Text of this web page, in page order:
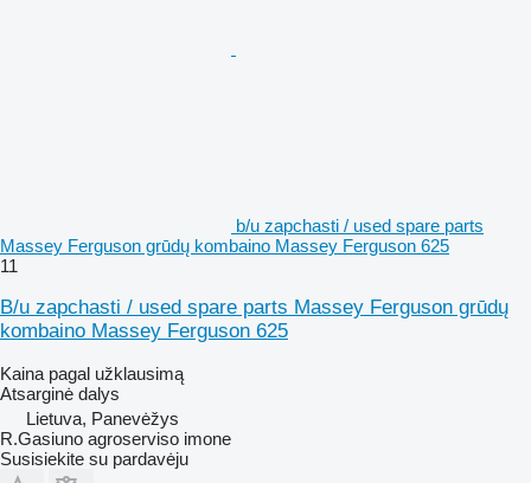
b/u zapchasti / used spare parts
Massey Ferguson grūdų kombaino Massey Ferguson 625
11
B/u zapchasti / used spare parts Massey Ferguson grūdų
kombaino Massey Ferguson 625
Kaina pagal užklausimą
Atsarginė dalys
Lietuva, Panevėžys
R.Gasiuno agroserviso imone
Susisiekite su pardavėju